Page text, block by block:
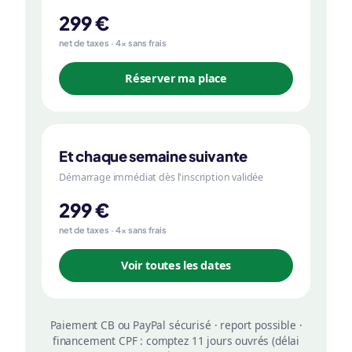
299 €
net de taxes · 4× sans frais
Réserver ma place
Et chaque semaine suivante
Démarrage immédiat dès l'inscription validée
299 €
net de taxes · 4× sans frais
Voir toutes les dates
Paiement CB ou PayPal sécurisé · report possible ·
financement CPF : comptez 11 jours ouvrés (délai